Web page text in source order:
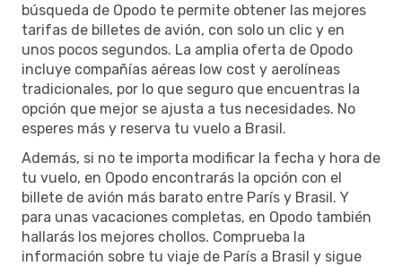
búsqueda de Opodo te permite obtener las mejores
tarifas de billetes de avión, con solo un clic y en
unos pocos segundos. La amplia oferta de Opodo
incluye compañías aéreas low cost y aerolíneas
tradicionales, por lo que seguro que encuentras la
opción que mejor se ajusta a tus necesidades. No
esperes más y reserva tu vuelo a Brasil.
Además, si no te importa modificar la fecha y hora de
tu vuelo, en Opodo encontrarás la opción con el
billete de avión más barato entre París y Brasil. Y
para unas vacaciones completas, en Opodo también
hallarás los mejores chollos. Comprueba la
información sobre tu viaje de París a Brasil y sigue